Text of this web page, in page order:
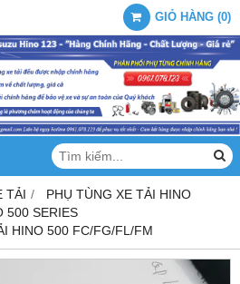
GIỎ HÀNG (0)
TẢI
PHỤ TÙNG XE TẢI HINO
500 SERIES
HINO 500 FC/FG/FL/FM